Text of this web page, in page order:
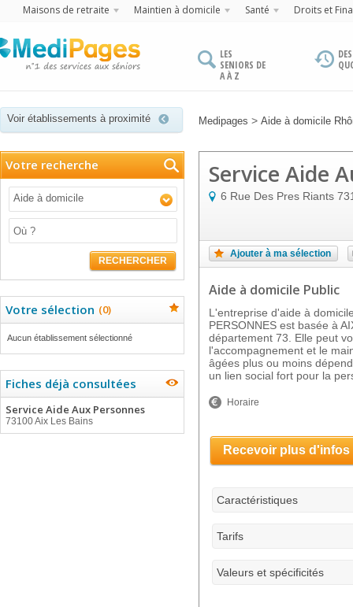
Maisons de retraite Maintien à domicile Santé Droits et
LES
SENIORS DE
A À Z
Voir établissements à proximité Medipages > Aide à domicile
Votre recherche
Aide à domicile
RECHERCHER
Votre sélection (0)
Aucun établissement sélectionné
Fiches déjà consultées
Service Aide Aux Personnes
73100 Aix Les Bains
Service Aide
6 Rue Des Pres Riants
Ajouter à ma sélection
Aide à domicile Public
L'entreprise d'aide à
PERSONNES est basée à
département 73. Elle peut
l'accompagnement et le
âgées plus ou moins
un lien social fort pour la
Horaire
Recevoir plus d'infos
Caractéristiques
Tarifs
Valeurs et spécificités